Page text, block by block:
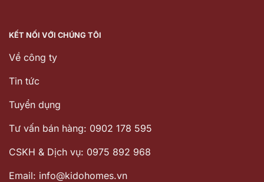
KẾT NỐI VỚI CHÚNG TÔI
Về công ty
Tin tức
Tuyển dụng
Tư vấn bán hàng: 0902 178 595
CSKH & Dịch vụ: 0975 892 968
Email: info@kidohomes.vn